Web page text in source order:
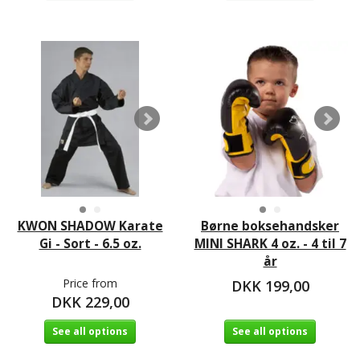
KWON SHADOW Karate
Gi - Sort - 6.5 oz.
Price from
DKK 229,00
See all options
Børne boksehandsker
MINI SHARK 4 oz. - 4 til 7
år
DKK 199,00
See all options